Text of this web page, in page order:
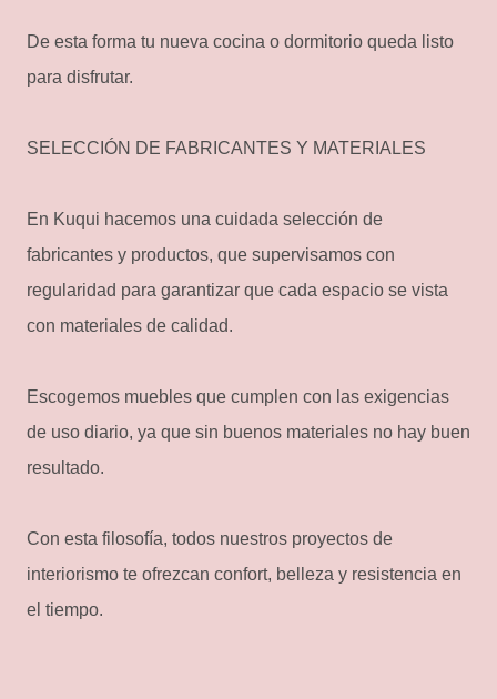
De esta forma tu nueva cocina o dormitorio queda listo
para disfrutar.
SELECCIÓN DE FABRICANTES Y MATERIALES
En Kuqui hacemos una cuidada selección de
fabricantes y productos, que supervisamos con
regularidad para garantizar que cada espacio se vista
con materiales de calidad.
Escogemos muebles que cumplen con las exigencias
de uso diario, ya que sin buenos materiales no hay buen
resultado.
Con esta filosofía, todos nuestros proyectos de
interiorismo te ofrezcan confort, belleza y resistencia en
el tiempo.